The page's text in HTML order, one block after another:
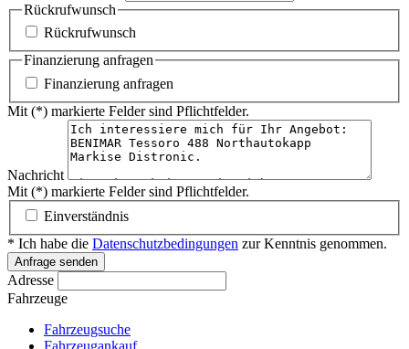
Filiale
Filiale
Kontakt
Wir freuen uns auf Ihre Nachricht.
Anfrage*
Pflichtfeld
PflichtfeldE-Mailadresse*
PflichtfeldTelefon*
Rückrufwunsch
Finanzierung anfragen
Finanzierung anfragen
Mit (*) markierte Felder sind Pflichtfelder.